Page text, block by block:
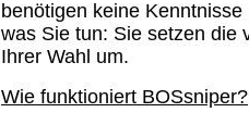
benötigen keine
was Sie tun: Sie setzen die
Ihrer Wahl um.
Wie funktioniert BOSsniper?